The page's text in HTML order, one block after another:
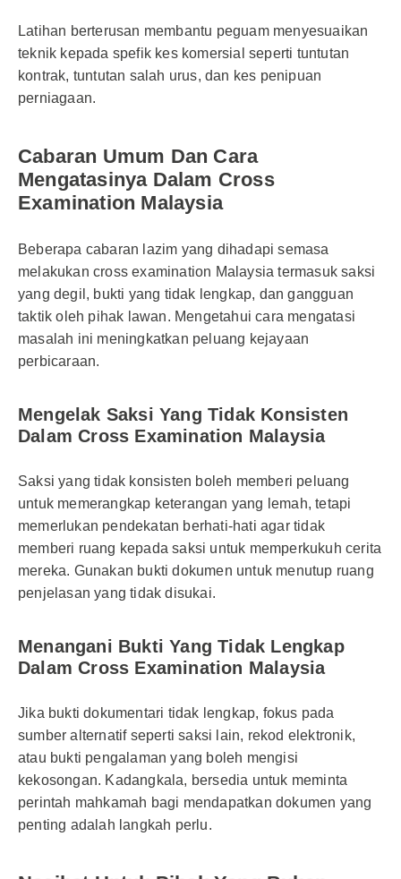
Latihan berterusan membantu peguam menyesuaikan
teknik kepada spefik kes komersial seperti tuntutan
kontrak, tuntutan salah urus, dan kes penipuan
perniagaan.
Cabaran Umum Dan Cara
Mengatasinya Dalam Cross
Examination Malaysia
Beberapa cabaran lazim yang dihadapi semasa
melakukan cross examination Malaysia termasuk saksi
yang degil, bukti yang tidak lengkap, dan gangguan
taktik oleh pihak lawan. Mengetahui cara mengatasi
masalah ini meningkatkan peluang kejayaan
perbicaraan.
Mengelak Saksi Yang Tidak Konsisten
Dalam Cross Examination Malaysia
Saksi yang tidak konsisten boleh memberi peluang
untuk memerangkap keterangan yang lemah, tetapi
memerlukan pendekatan berhati-hati agar tidak
memberi ruang kepada saksi untuk memperkukuh cerita
mereka. Gunakan bukti dokumen untuk menutup ruang
penjelasan yang tidak disukai.
Menangani Bukti Yang Tidak Lengkap
Dalam Cross Examination Malaysia
Jika bukti dokumentari tidak lengkap, fokus pada
sumber alternatif seperti saksi lain, rekod elektronik,
atau bukti pengalaman yang boleh mengisi
kekosongan. Kadangkala, bersedia untuk meminta
perintah mahkamah bagi mendapatkan dokumen yang
penting adalah langkah perlu.